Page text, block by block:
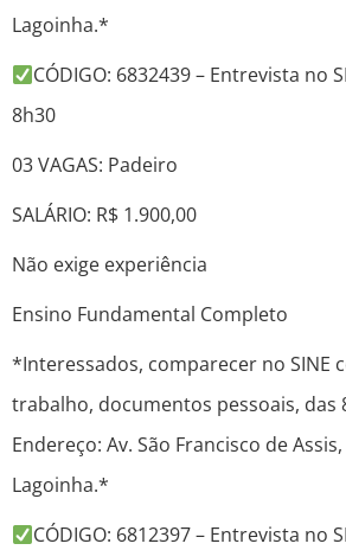
Lagoinha.*
CÓDIGO: 6832439 – Entrevista no
8h30
03 VAGAS: Padeiro
SALÁRIO: R$ 1.900,00
Não exige experiência
Ensino Fundamental Completo
*Interessados, comparecer no SINE
trabalho, documentos pessoais, das
Endereço: Av. São Francisco de
Lagoinha.*
CÓDIGO: 6812397 – Entrevista no